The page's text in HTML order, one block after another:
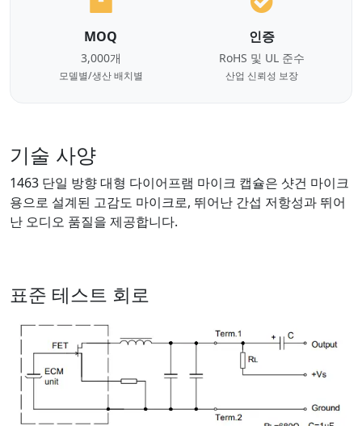
MOQ
3,000개
모델별/생산 배치별
인증
RoHS 및 UL 준수
산업 신뢰성 보장
기술 사양
1463 단일 방향 대형 다이어프램 마이크 캡슐은 샷건 마이크
용으로 설계된 고감도 마이크로, 뛰어난 간섭 저항성과 뛰어
난 오디오 품질을 제공합니다.
표준 테스트 회로